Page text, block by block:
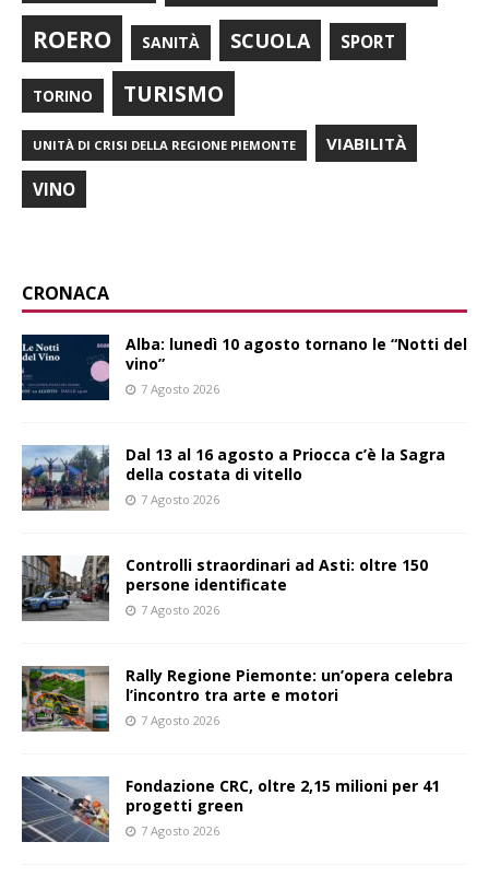
ROERO SANITÀ SCUOLA SPORT
TORINO TURISMO
UNITÀ DI CRISI DELLA REGIONE PIEMONTE VIABILITÀ
VINO
CRONACA
Alba: lunedì 10 agosto tornano le “Notti del
vino”
7 Agosto 2026
Dal 13 al 16 agosto a Priocca c’è la Sagra
della costata di vitello
7 Agosto 2026
Controlli straordinari ad Asti: oltre 150
persone identificate
7 Agosto 2026
Rally Regione Piemonte: un’opera celebra
l’incontro tra arte e motori
7 Agosto 2026
Fondazione CRC, oltre 2,15 milioni per 41
progetti green
7 Agosto 2026